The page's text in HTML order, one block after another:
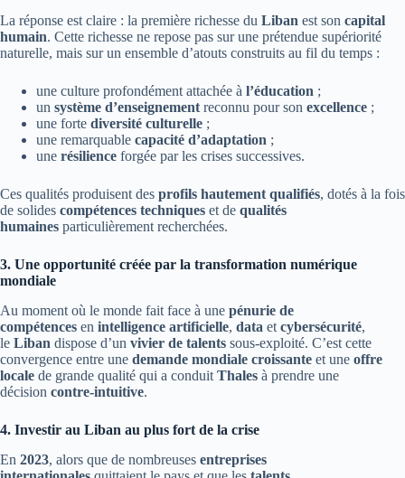
La réponse est claire : la première richesse du Liban est son capital
humain. Cette richesse ne repose pas sur une prétendue supériorité
naturelle, mais sur un ensemble d’atouts construits au fil du temps :
une culture profondément attachée à l’éducation ;
un système d’enseignementreconnu pour son excellence ;
une forte diversité culturelle ;
une remarquable capacité d’adaptation ;
une résilience forgée par les crises successives.
Ces qualités produisent des profils hautement qualifiés, dotés à la fois
de solides compétences techniques et de qualités
humaines particulièrement recherchées.
3. Une opportunité créée par la transformation numérique
mondiale
Au moment où le monde fait face à une pénurie de
compétences en intelligence artificielle, data et cybersécurité,
le Liban dispose d’un vivier de talents sous-exploité. C’est cette
convergence entre une demande mondiale croissante et une offre
locale de grande qualité qui a conduit Thales à prendre une
décision contre-intuitive.
4. Investir au Liban au plus fort de la crise
En 2023, alors que de nombreuses entreprises